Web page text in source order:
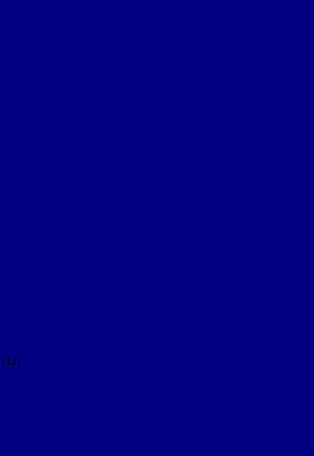
(12)